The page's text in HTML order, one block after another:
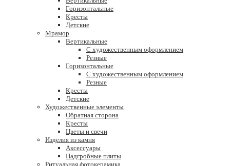
Горизонтальные
Кресты
Детские
Мрамор
Вертикальные
С художественным оформлением
Резные
Горизонтальные
С художественным оформлением
Резные
Кресты
Детские
Художественные элементы
Обратная сторона
Кресты
Цветы и свечи
Изделия из камня
Аксессуары
Надгробные плиты
Ритуальная фотокерамика